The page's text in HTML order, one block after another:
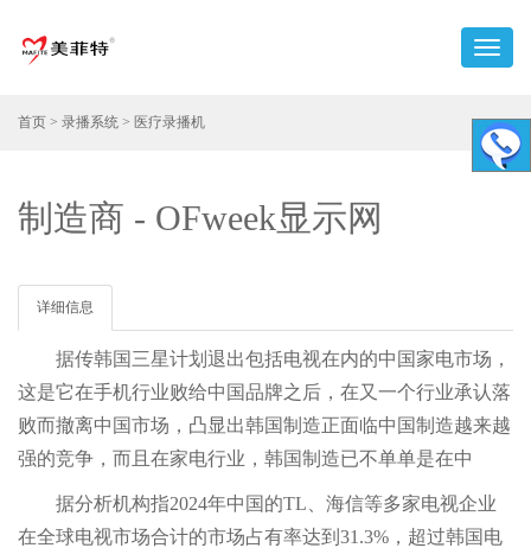
首页 > 录播系统 > 医疗录播机
制造商 - OFweek显示网
详细信息
据传韩国三星计划退出包括电视在内的中国家电市场，
这是它在手机行业败给中国品牌之后，在又一个行业承认落
败而撤离中国市场，凸显出韩国制造正面临中国制造越来越
强的竞争，而且在家电行业，韩国制造已不单单是在中
据分析机构指2024年中国的TL、海信等多家电视企业
在全球电视市场合计的市场占有率达到31.3%，超过韩国电